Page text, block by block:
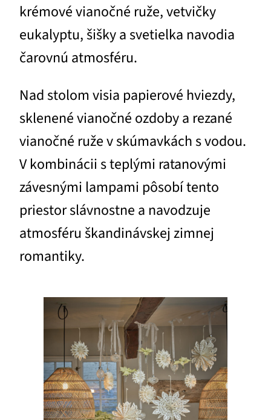
krémové vianočné ruže, vetvičky
eukalyptu, šišky a svetielka navodia
čarovnú atmosféru.
Nad stolom visia papierové hviezdy,
sklenené vianočné ozdoby a rezané
vianočné ruže v skúmavkách s vodou.
V kombinácii s teplými ratanovými
závesnými lampami pôsobí tento
priestor slávnostne a navodzuje
atmosféru škandinávskej zimnej
romantiky.